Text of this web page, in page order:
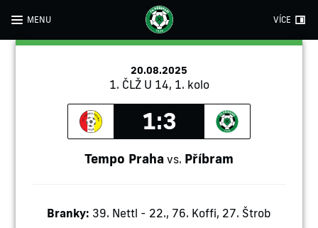
MENU VÍCE
20.08.2025
1. ČLŽ U 14, 1. kolo
1:3
Tempo Praha vs. Příbram
Branky: 39. Nettl - 22., 76. Koffi, 27. Štrob